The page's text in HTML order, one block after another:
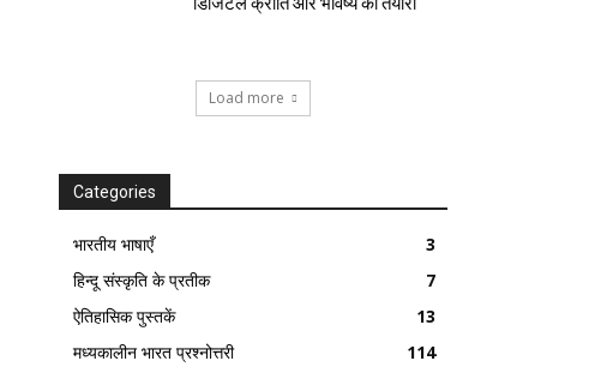
Load more
Categories
भारतीय भाषाएँ
3
हिन्दू संस्कृति के प्रतीक
7
ऐतिहासिक पुस्तकें
13
मध्यकालीन भारत प्रश्नोत्तरी
114